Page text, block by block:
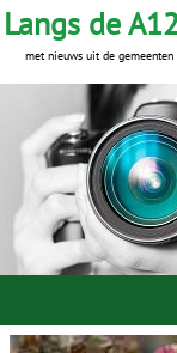
Langs de
met nieuws uit de gemeenten